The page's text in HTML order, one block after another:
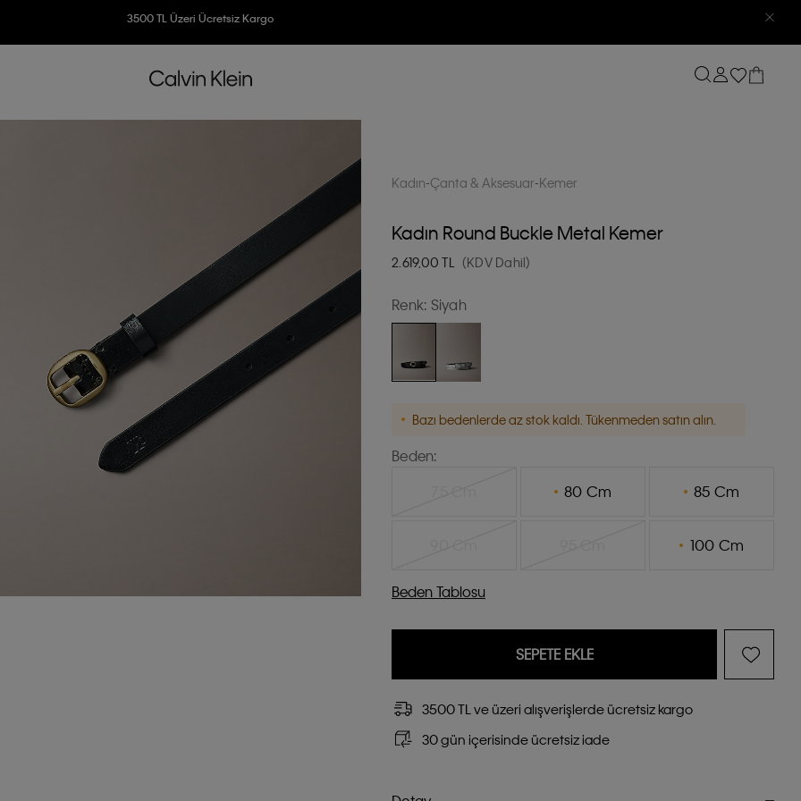
3500 TL Üzeri Ücretsiz Kargo
Kadın Çanta & Aksesuar Kemer
Kadın Round Buckle Metal Kemer
2.619,00 TL (KDV Dahil)
Renk: Siyah
Bazı bedenlerde az stok kaldı. Tükenmeden satın alın.
Beden:
80 Cm 85 Cm
100 Cm
Beden Tablosu
SEPETE EKLE
3500 TL ve üzeri alışverişlerde ücretsiz kargo
30 gün içerisinde ücretsiz iade